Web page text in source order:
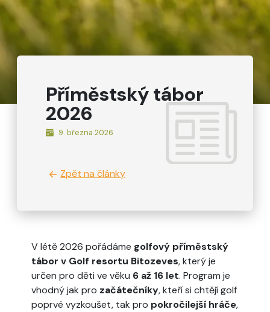
Příměstský tábor
2026
9. března 2026
Zpět na články
V létě 2026 pořádáme golfový příměstský
tábor v Golf resortu Bitozeves, který je
určen pro děti ve věku 6 až 16 let. Program je
vhodný jak pro začátečníky, kteří si chtějí golf
poprvé vyzkoušet, tak pro pokročilejší hráče,